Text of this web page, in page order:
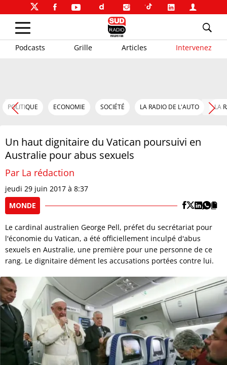
Podcasts Grille Articles Intervenez
POLITIQUE ECONOMIE SOCIÉTÉ LA RADIO DE L'AUTO LA
Un haut dignitaire du Vatican poursuivi en
Australie pour abus sexuels
Par La rédaction
jeudi 29 juin 2017 à 8:37
MONDE
Le cardinal australien George Pell, préfet du secrétariat pour
l'économie du Vatican, a été officiellement inculpé d'abus
sexuels en Australie, une première pour une personne de ce
rang. Le dignitaire dément les accusations portées contre lui.